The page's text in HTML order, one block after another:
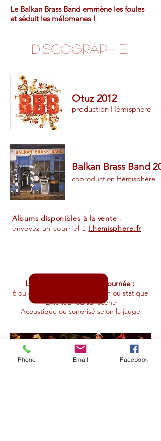
Le Balkan Brass Band emmène les foules
et séduit les mélomanes !
Discographie
Otuz 2012
production Hémisphère
Balkan Brass Band
coproduction Hémisphère
Albums disponibles à la vente :
envoyez un courriel à i.hemisphere.fr
Le Balkan Bras Band en tournée :
6 ou 8 musiciens Déambulation ou statique
Extérieur ou sur scène
Acoustique ou sonorisé selon la jauge
Phone Email Facebook